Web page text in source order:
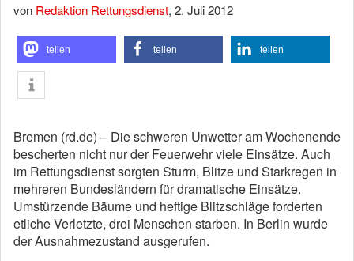
von Redaktion Rettungsdienst, 2. Juli 2012
teilen teilen teilen
Bremen (rd.de) – Die schweren Unwetter am Wochenende
bescherten nicht nur der Feuerwehr viele Einsätze. Auch
im Rettungsdienst sorgten Sturm, Blitze und Starkregen in
mehreren Bundesländern für dramatische Einsätze.
Umstürzende Bäume und heftige Blitzschläge forderten
etliche Verletzte, drei Menschen starben. In Berlin wurde
der Ausnahmezustand ausgerufen.